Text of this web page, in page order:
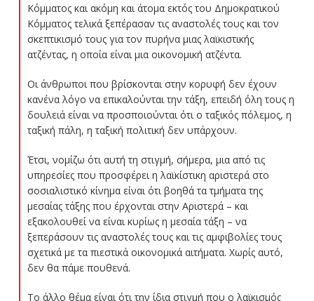
Κόμματος και ακόμη και άτομα εκτός του Δημοκρατικού
Κόμματος τελικά ξεπέρασαν τις αναστολές τους και τον
σκεπτικισμό τους για τον πυρήνα μιας λαϊκιστικής
ατζέντας, η οποία είναι μια οικονομική ατζέντα.
Οι άνθρωποι που βρίσκονται στην κορυφή δεν έχουν
κανένα λόγο να επικαλούνται την τάξη, επειδή όλη τους η
δουλειά είναι να προσποιούνται ότι ο ταξικός πόλεμος, η
ταξική πάλη, η ταξική πολιτική δεν υπάρχουν.
Έτσι, νομίζω ότι αυτή τη στιγμή, σήμερα, μια από τις
υπηρεσίες που προσφέρει η λαϊκίστικη αριστερά στο
σοσιαλιστικό κίνημα είναι ότι βοηθά τα τμήματα της
μεσαίας τάξης που έρχονται στην Αριστερά – και
εξακολουθεί να είναι κυρίως η μεσαία τάξη – να
ξεπεράσουν τις αναστολές τους και τις αμφιβολίες τους
σχετικά με τα πιεστικά οικονομικά αιτήματα. Χωρίς αυτό,
δεν θα πάμε πουθενά.
Το άλλο θέμα είναι ότι την ίδια στιγμή που ο λαϊκισμός